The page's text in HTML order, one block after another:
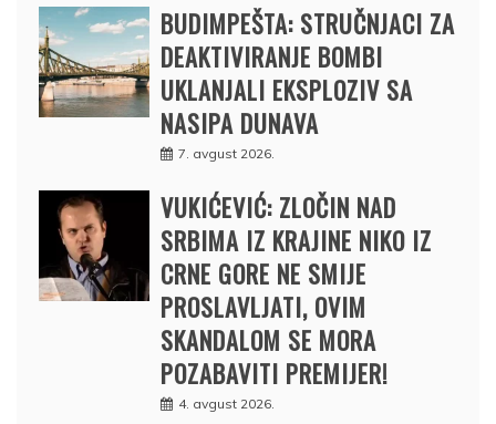
BUDIMPEŠTA: STRUČNJACI ZA
DEAKTIVIRANJE BOMBI
UKLANJALI EKSPLOZIV SA
NASIPA DUNAVA
7. avgust 2026.
VUKIĆEVIĆ: ZLOČIN NAD
SRBIMA IZ KRAJINE NIKO IZ
CRNE GORE NE SMIJE
PROSLAVLJATI, OVIM
SKANDALOM SE MORA
POZABAVITI PREMIJER!
4. avgust 2026.